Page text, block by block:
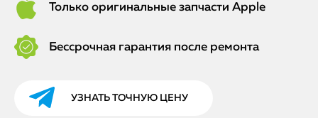
Только оригинальные запчасти Apple
Бессрочная гарантия после ремонта
УЗНАТЬ ТОЧНУЮ ЦЕНУ